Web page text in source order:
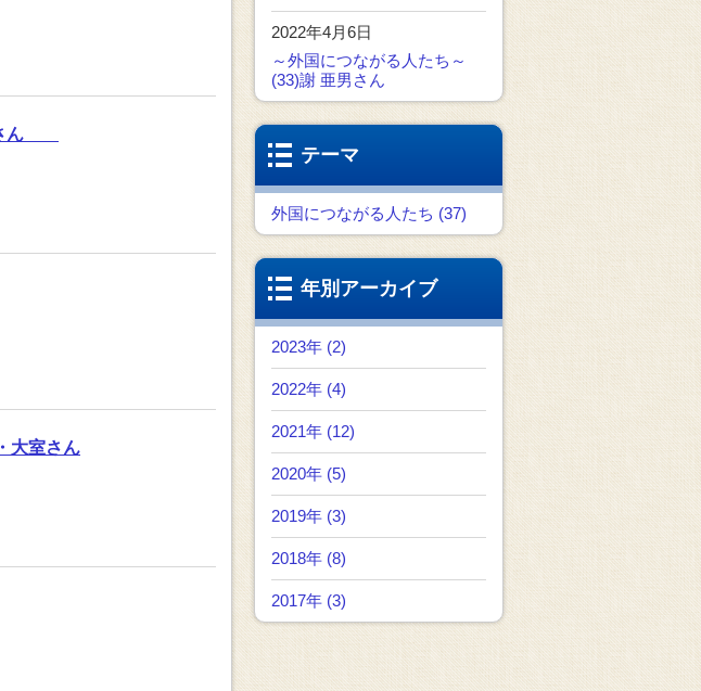
さん
大室さん
2022年4月6日
～外国につながる人たち～
(33)謝 亜男さん
テーマ
外国につながる人たち (37)
年別アーカイブ
2023年 (2)
2022年 (4)
2021年 (12)
2020年 (5)
2019年 (3)
2018年 (8)
2017年 (3)